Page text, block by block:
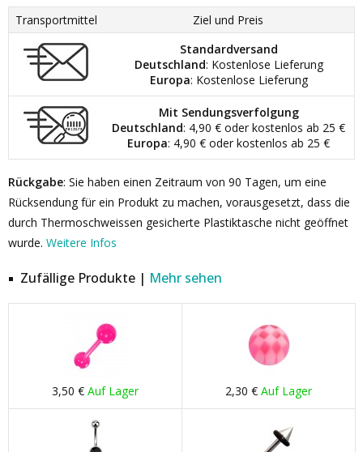
Transportmittel
Ziel und Preis
Standardversand
Deutschland: Kostenlose Lieferung
Europa: Kostenlose Lieferung
Mit Sendungsverfolgung
Deutschland: 4,90 € oder kostenlos ab 25 €
Europa: 4,90 € oder kostenlos ab 25 €
Rückgabe: Sie haben einen Zeitraum von 90 Tagen, um eine
Rücksendung für ein Produkt zu machen, vorausgesetzt, dass die
durch Thermoschweissen gesicherte Plastiktasche nicht geöffnet
wurde. Weitere Infos
Zufällige Produkte | Mehr sehen
3,50 € Auf Lager 2,30 € Auf Lager